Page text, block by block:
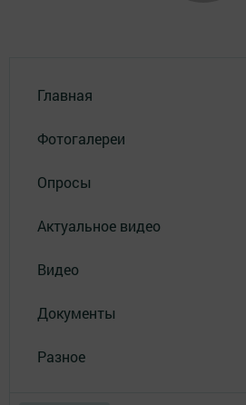
Главная
Фотогалереи
Опросы
Актуальное видео
Видео
Документы
Разное